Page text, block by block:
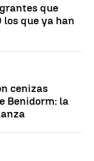
que
que ya han
cenizas
Benidorm: la